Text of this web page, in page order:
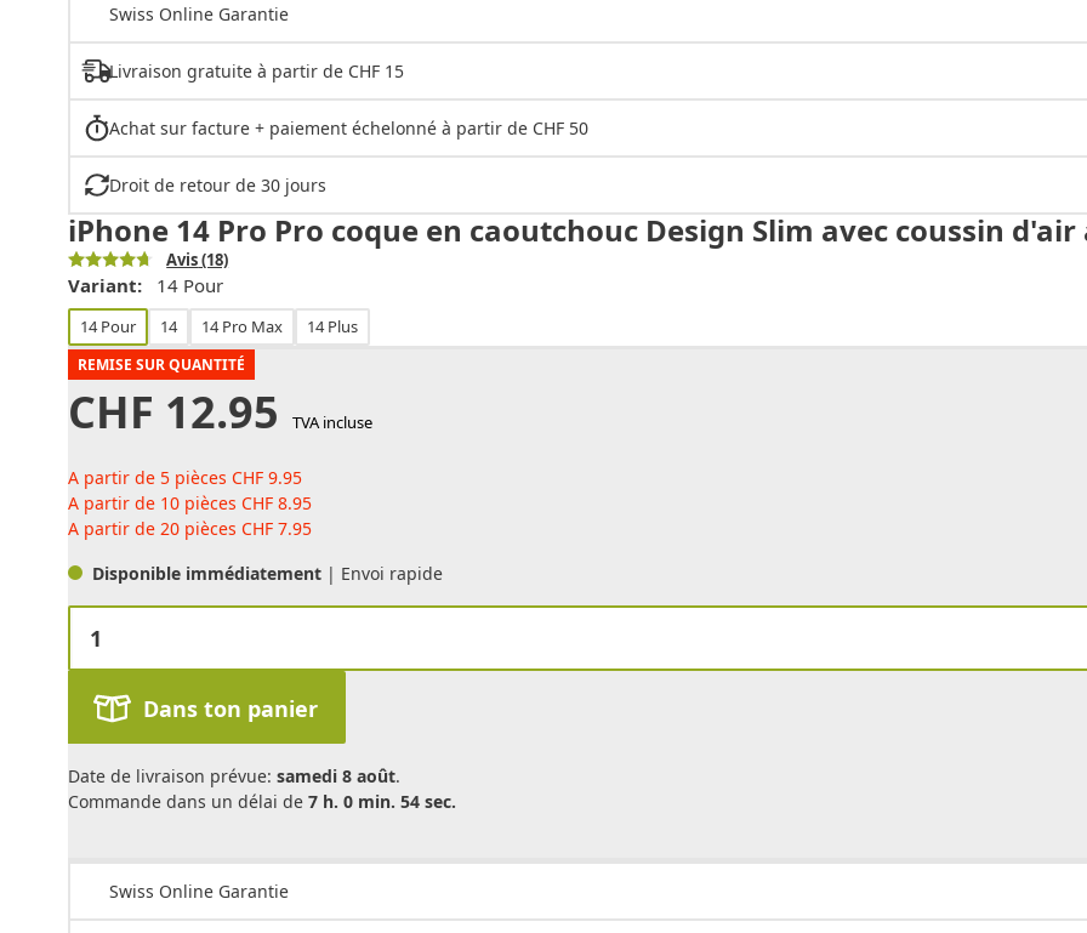
Swiss Online Garantie
Livraison gratuite à partir de CHF 15
Achat sur facture + paiement échelonné à partir de CHF 50
Droit de retour de 30 jours
iPhone 14 Pro Pro coque en caoutchouc Design Slim avec coussin
Avis(18)
Variant: 14 Pour
14 Pour 14 14 Pro Max 14 Plus
REMISE SUR QUANTITÉ
CHF 12.95 TVA incluse
A partir de 5 pièces CHF 9.95
A partir de 10 pièces CHF 8.95
A partir de 20 pièces CHF 7.95
Disponible immédiatement | Envoi rapide
Dans ton panier
Date de livraison prévue: samedi 8 août.
Commande dans un délai de 7 h. 0 min. 54 sec.
Swiss Online Garantie